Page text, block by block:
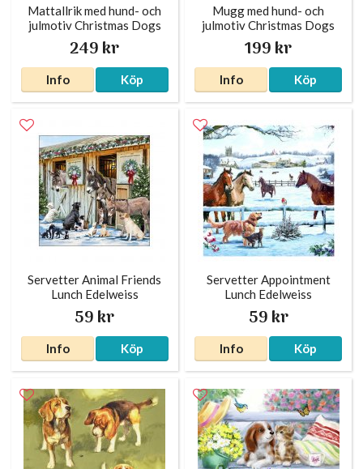
Mattallrik med hund- och
julmotiv Christmas Dogs
249 kr
Info Köp
Mugg med hund- och
julmotiv Christmas Dogs
199 kr
Info Köp
Servetter Animal Friends
Lunch Edelweiss
59 kr
Info Köp
Servetter Appointment
Lunch Edelweiss
59 kr
Info Köp